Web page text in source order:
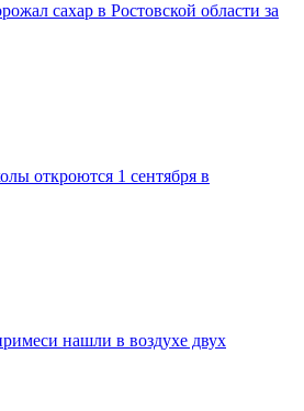
сахар в Ростовской области за
откроются 1 сентября в
нашли в воздухе двух